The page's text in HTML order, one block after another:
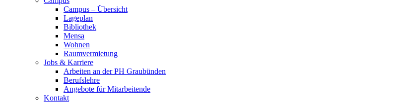
Campus – Übersicht
Lageplan
Bibliothek
Mensa
Wohnen
Raumvermietung
Jobs & Karriere
Arbeiten an der PH Graubünden
Berufslehre
Angebote für Mitarbeitende
Kontakt